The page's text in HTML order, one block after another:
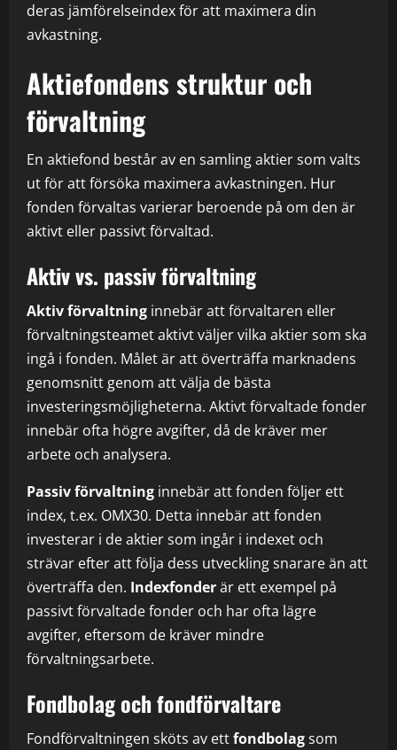
deras jämförelseindex för att maximera din
avkastning.
Aktiefondens struktur och
förvaltning
En aktiefond består av en samling aktier som valts
ut för att försöka maximera avkastningen. Hur
fonden förvaltas varierar beroende på om den är
aktivt eller passivt förvaltad.
Aktiv vs. passiv förvaltning
Aktiv förvaltning innebär att förvaltaren eller
förvaltningsteamet aktivt väljer vilka aktier som ska
ingå i fonden. Målet är att överträffa marknadens
genomsnitt genom att välja de bästa
investeringsmöjligheterna. Aktivt förvaltade fonder
innebär ofta högre avgifter, då de kräver mer
arbete och analysera.
Passiv förvaltning innebär att fonden följer ett
index, t.ex. OMX30. Detta innebär att fonden
investerar i de aktier som ingår i indexet och
strävar efter att följa dess utveckling snarare än att
överträffa den. Indexfonderär ett exempel på
passivt förvaltade fonder och har ofta lägre
avgifter, eftersom de kräver mindre
förvaltningsarbete.
Fondbolag och fondförvaltare
Fondförvaltningen sköts av ettfondbolagsom